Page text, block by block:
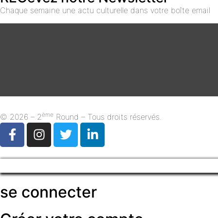
Chaque semaine une actu culturelle dans votre boîte email
© 2026 – 2ème Round – Tous droits réservés.
se connecter